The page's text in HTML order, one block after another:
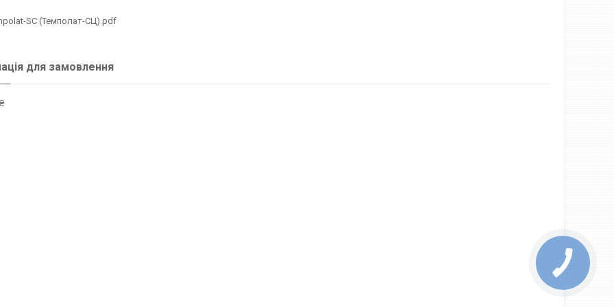
SC (Темполат-СЦ).pdf
для замовлення